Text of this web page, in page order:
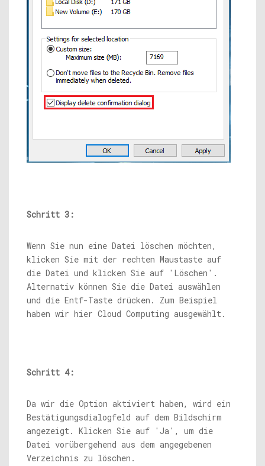
Schritt 3:
Wenn Sie nun eine Datei löschen möchten,
klicken Sie mit der rechten Maustaste auf
die Datei und klicken Sie auf 'Löschen'.
Alternativ können Sie die Datei auswählen
und die Entf-Taste drücken. Zum Beispiel
haben wir hier Cloud Computing ausgewählt.
Schritt 4:
Da wir die Option aktiviert haben, wird ein
Bestätigungsdialogfeld auf dem Bildschirm
angezeigt. Klicken Sie auf 'Ja', um die
Datei vorübergehend aus dem angegebenen
Verzeichnis zu löschen.